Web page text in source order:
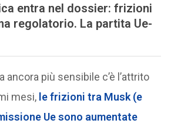
entra nel dossier: frizioni
regolatorio. La partita Ue-
ancora più sensibile c’è l’attrito
mesi, le frizioni tra Musk (e
Ue sono aumentate